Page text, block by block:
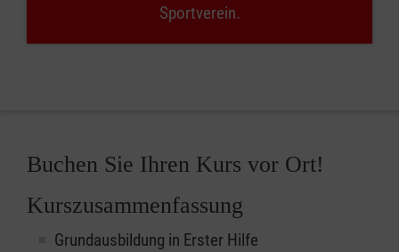
Sportverein.
Buchen Sie Ihren Kurs vor Ort!
Kurszusammenfassung
Grundausbildung in Erster Hilfe